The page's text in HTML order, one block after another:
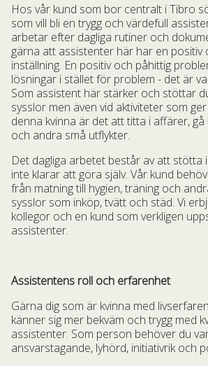
Hos vår kund som bor centralt i Tibro
som vill bli en trygg och värdefull
arbetar efter dagliga rutiner och
gärna att assistenter här har en positiv
inställning. En positiv och påhittig
lösningar i stället för problem - det är
Som assistent här stärker och stöttar
sysslor men även vid aktiviteter som
denna kvinna är det att titta i affärer,
och andra små utflykter.
Det dagliga arbetet består av att stötta
inte klarar att göra själv. Vår kund
från matning till hygien, träning och
sysslor som inköp, tvätt och städ. Vi
kollegor och en kund som verkligen
assistenter.
Assistentens roll och erfarenhet
Gärna dig som är kvinna med
känner sig mer bekväm och trygg med
assistenter. Som person behöver du
ansvarstagande, lyhörd, initiativrik och